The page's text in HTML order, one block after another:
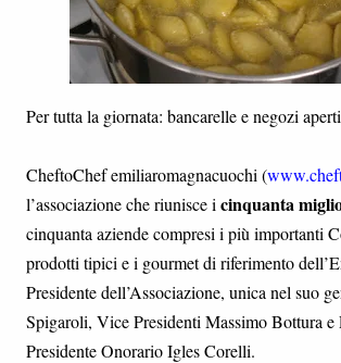
Per tutta la giornata: bancarelle e negozi
CheftoChef emiliaromagnacuochi (
l’associazione che riunisce i cinquanta
cinquanta aziende compresi i più importanti
prodotti tipici e i gourmet di riferimento
Presidente dell’Associazione, unica nel suo
Spigaroli, Vice Presidenti Massimo Bottura e
Presidente Onorario Igles Corelli.